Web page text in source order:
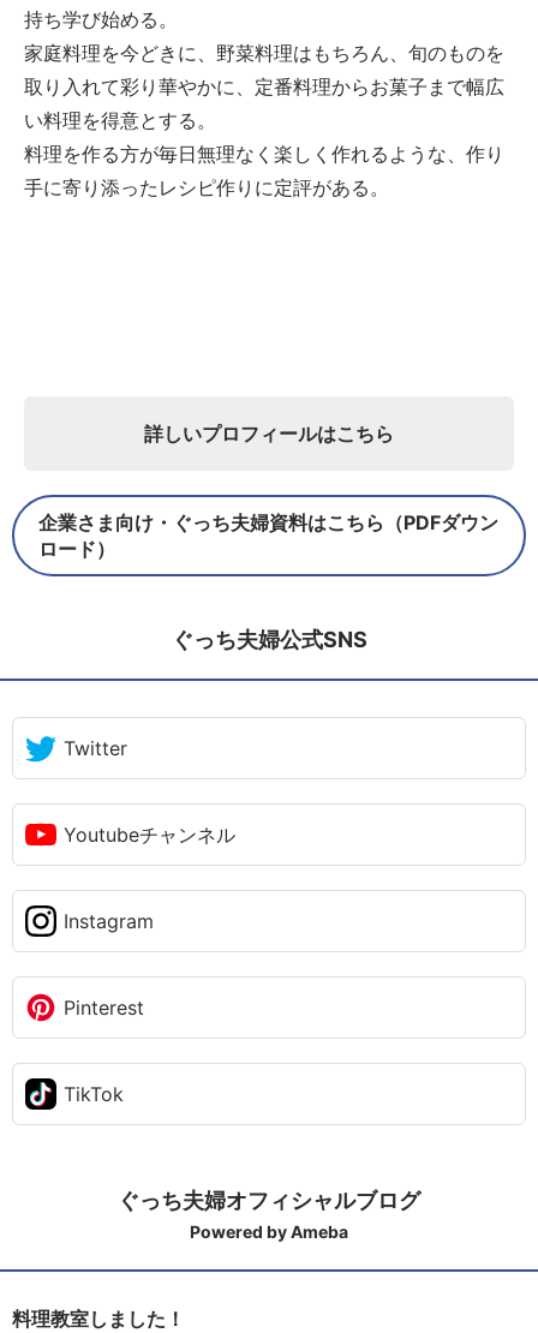
持ち学び始める。
家庭料理を今どきに、野菜料理はもちろん、旬のものを
取り入れて彩り華やかに、定番料理からお菓子まで幅広
い料理を得意とする。
料理を作る方が毎日無理なく楽しく作れるような、作り
手に寄り添ったレシピ作りに定評がある。
詳しいプロフィールはこちら
企業さま向け・ぐっち夫婦資料はこちら（PDFダウン
ロード）
ぐっち夫婦公式SNS
Twitter
Youtubeチャンネル
Instagram
Pinterest
TikTok
ぐっち夫婦オフィシャルブログ
Powered by Ameba
料理教室しました！